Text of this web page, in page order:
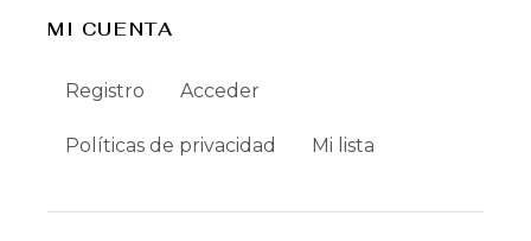
MI CUENTA
Registro Acceder
Políticas de privacidad Mi lista